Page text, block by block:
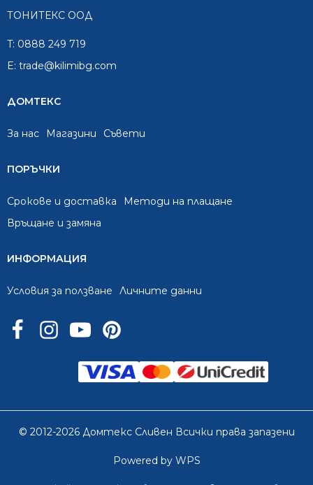
ТОНИТЕКС ООД
T: 0888 249 719
E: trade@kilimibg.com
ДОМТЕКС
За нас Mагазини Съвети
ПОРЪЧКИ
Срокове и доставка
Методи на плащане
Връщане и замяна
ИНФОРМАЦИЯ
Условия за ползване Личните данни
© 2012-2026 Домтекс Сливен Всички права запазени
Powered by WPS